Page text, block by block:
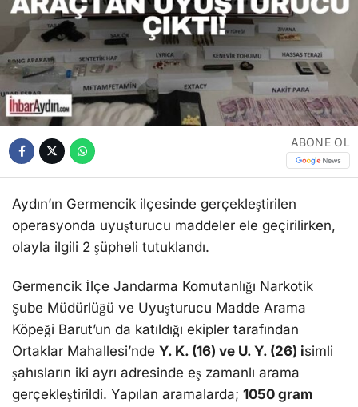
ABONE OL
Aydın’ın Germencik ilçesinde gerçekleştirilen
operasyonda uyuşturucu maddeler ele geçirilirken,
olayla ilgili 2 şüpheli tutuklandı.
Germencik İlçe Jandarma Komutanlığı Narkotik
Şube Müdürlüğü ve Uyuşturucu Madde Arama
Köpeği Barut’un da katıldığı ekipler tarafından
Ortaklar Mahallesi’nde Y. K. (16) ve U. Y. (26) isimli
şahısların iki ayrı adresinde eş zamanlı arama
gerçekleştirildi. Yapılan aramalarda; 1050 gram